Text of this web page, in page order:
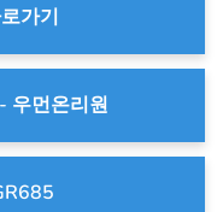
가기
우먼온리원